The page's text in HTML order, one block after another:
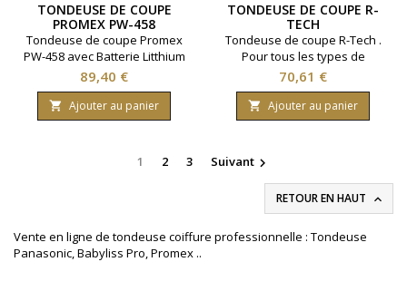
TONDEUSE DE COUPE
PROMEX PW-458
Tondeuse de coupe Promex
PW-458 avec Batterie Litthium
Prix
89,40 €
 Ajouter au panier
TONDEUSE DE COUPE R-
TECH
Tondeuse de coupe R-Tech .
Pour tous les types de
cheveux. Rechargeable pour
une autonomie jusqu'à 270
minutes. Trois vitesses.
Moteur 6500 tours par
sabots.Marque 7ème
Prix
70,61 €
 Ajouter au panier
1 2 3 Suivant
RETOUR EN HAUT 
Vente en ligne de tondeuse coiffure professionnelle : Tondeuse
Panasonic, Babyliss Pro, Promex ..